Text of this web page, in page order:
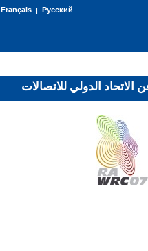
Français| Русский
الاتحاد الدولي للاتصالات